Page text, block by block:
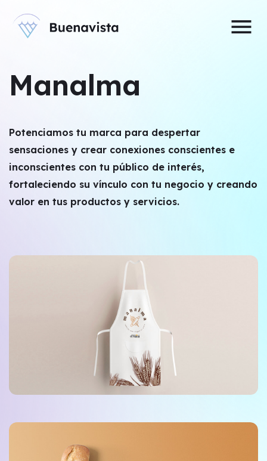
menu
Manalma
Potenciamos tu marca para despertar
sensaciones y crear conexiones conscientes e
inconscientes con tu público de interés,
fortaleciendo su vínculo con tu negocio y creando
valor en tus productos y servicios.